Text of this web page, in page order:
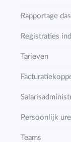
Rapportage
Registraties
Tarieven
Persoonlijk
Teams